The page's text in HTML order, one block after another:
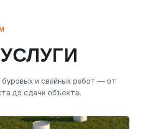
и свайных работ — от
до сдачи объекта.